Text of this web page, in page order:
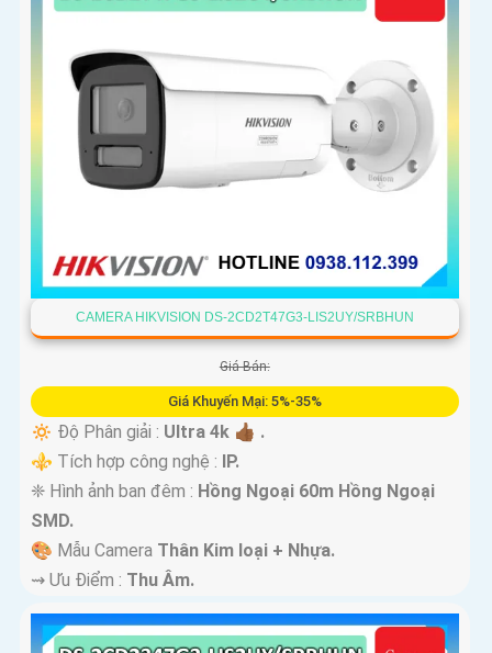
CAMERA HIKVISION DS-2CD2T47G3-LIS2UY/SRBHUN
Giá Bán:
Giá Khuyến Mại: 5%-35%
🔅 Độ Phân giải : Ultra 4k 👍🏾 .
⚜️ Tích hợp công nghệ : IP.
❈ Hình ảnh ban đêm : Hồng Ngoại 60m Hồng Ngoại
SMD.
🎨 Mẫu Camera Thân Kim loại + Nhựa.
️⇝ Ưu Điểm : Thu Âm.